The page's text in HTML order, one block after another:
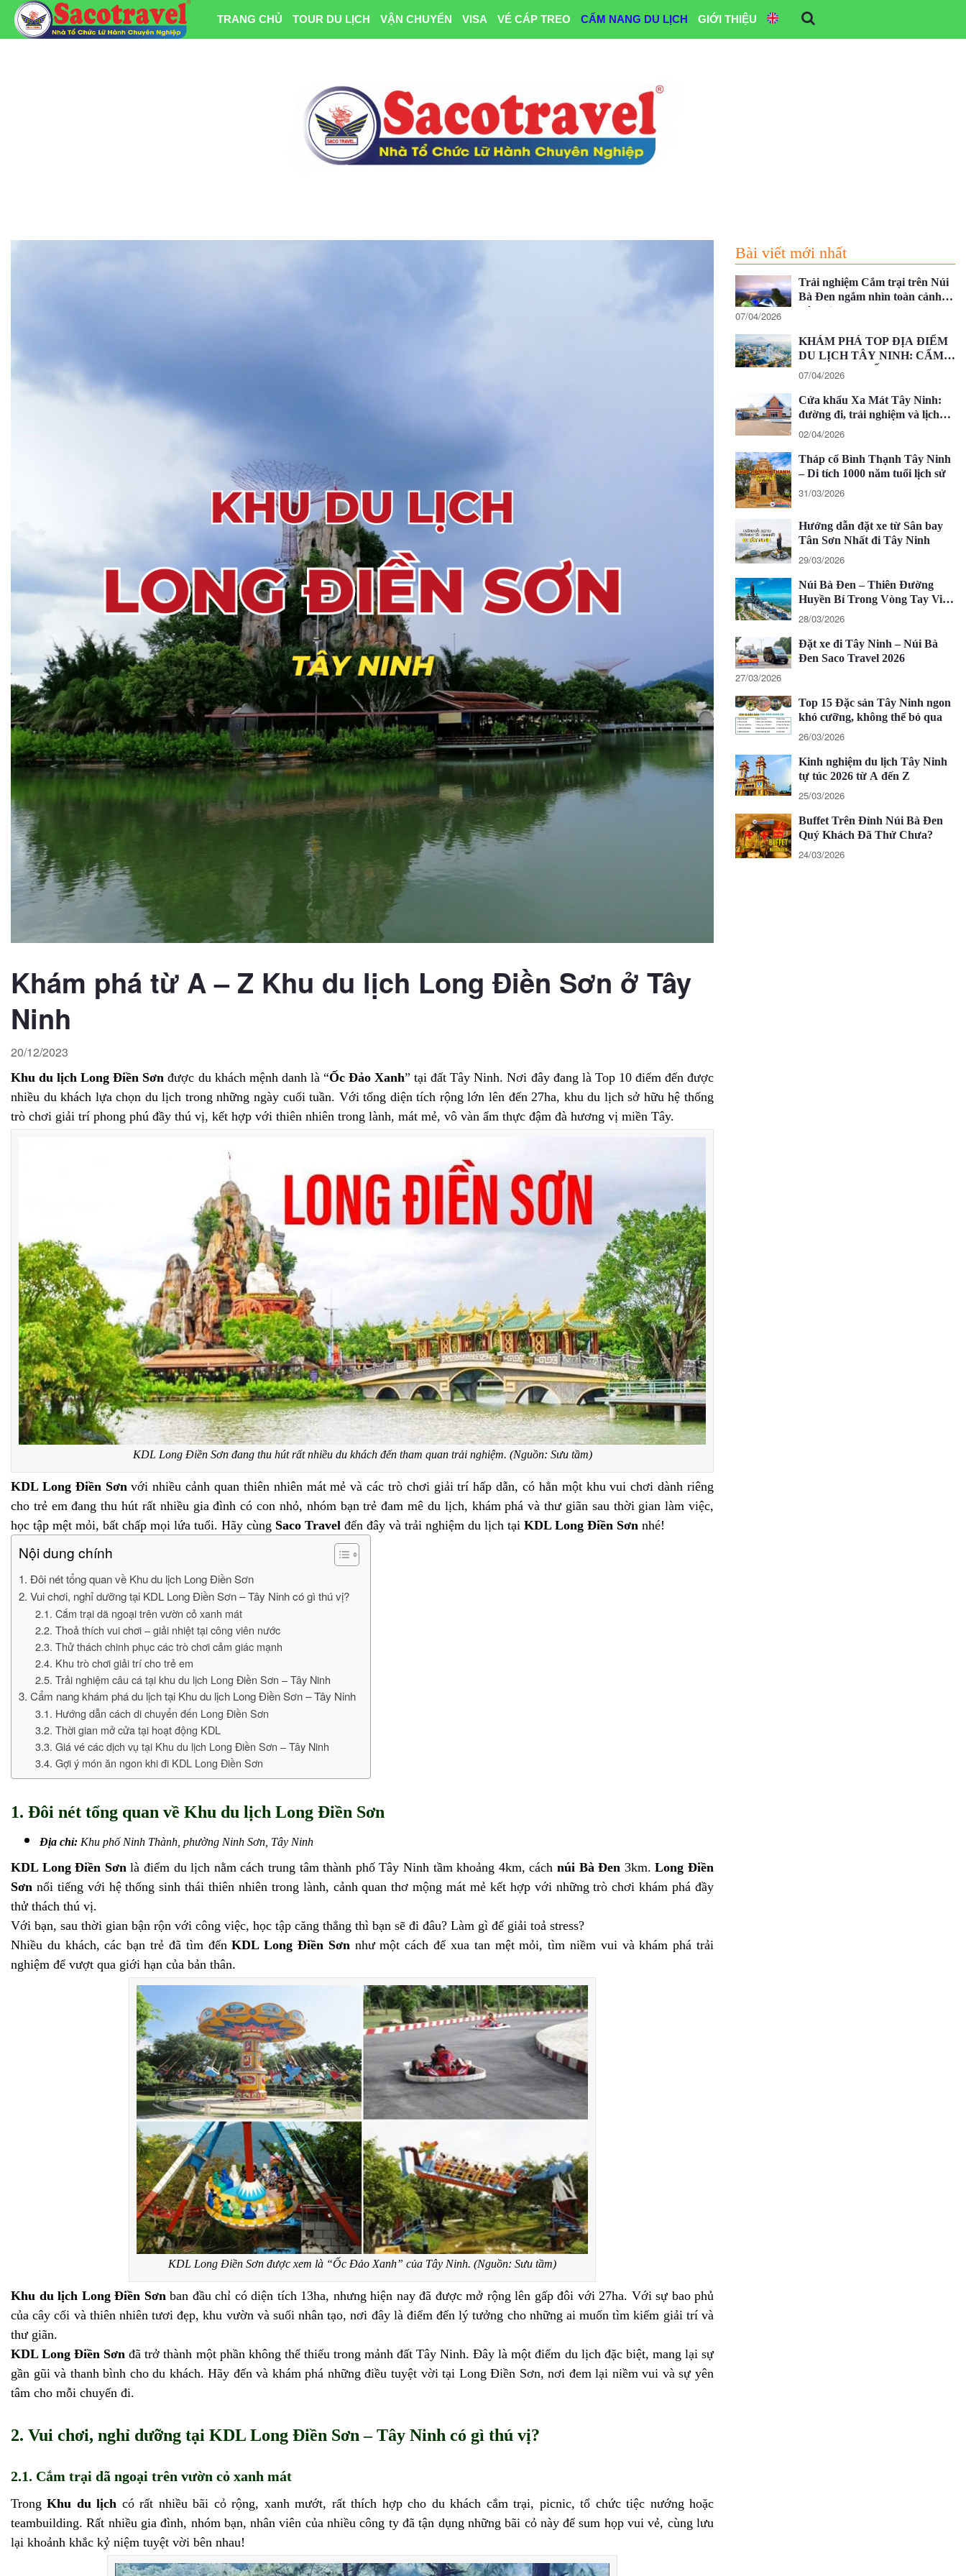
TRANG CHỦ TOUR DU LỊCH VẬN CHUYỂN VISA VÉ CÁP TREO CẨM NANG DU LỊCH GIỚI THIỆU
Khám phá từ A – Z Khu du lịch Long Điền Sơn ở Tây
Ninh
20/12/2023
Khu du lịch Long Điền Sơn được du khách mệnh danh là “Ốc Đảo Xanh” tại đất Tây Ninh. Nơi đây đang là Top 10 điểm đến được
nhiều du khách lựa chọn du lịch trong những ngày cuối tuần. Với tổng diện tích rộng lớn lên đến 27ha, khu du lịch sở hữu hệ thống
trò chơi giải trí phong phú đầy thú vị, kết hợp với thiên nhiên trong lành, mát mẻ, vô vàn ẩm thực đậm đà hương vị miền Tây.
KDL Long Điền Sơn đang thu hút rất nhiều du khách đến tham quan trải nghiệm. (Nguồn: Sưu tầm)
KDL Long Điền Sơnvới nhiều cảnh quan thiên nhiên mát mẻ và các trò chơi giải trí hấp dẫn, có hẳn một khu vui chơi dành riêng
cho trẻ em đang thu hút rất nhiều gia đình có con nhỏ, nhóm bạn trẻ đam mê du lịch, khám phá và thư giãn sau thời gian làm việc,
học tập mệt mỏi, bất chấp mọi lứa tuổi. Hãy cùng Saco Travel đến đây và trải nghiệm du lịch tại KDL Long Điền Sơn nhé!
Nội dung chính
1. Đôi nét tổng quan về Khu du lịch Long Điền Sơn
2. Vui chơi, nghỉ dưỡng tại KDL Long Điền Sơn – Tây Ninh có gì thú vị?
2.1. Cắm trại dã ngoại trên vườn cỏ xanh mát
2.2. Thoả thích vui chơi – giải nhiệt tại công viên nước
2.3. Thử thách chinh phục các trò chơi cảm giác mạnh
2.4. Khu trò chơi giải trí cho trẻ em
2.5. Trải nghiệm câu cá tại khu du lịch Long Điền Sơn – Tây Ninh
3. Cẩm nang khám phá du lịch tại Khu du lịch Long Điền Sơn – Tây Ninh
3.1. Hướng dẫn cách di chuyển đến Long Điền Sơn
3.2. Thời gian mở cửa tại hoạt động KDL
3.3. Giá vé các dịch vụ tại Khu du lịch Long Điền Sơn – Tây Ninh
3.4. Gợi ý món ăn ngon khi đi KDL Long Điền Sơn
1. Đôi nét tổng quan về Khu du lịch Long Điền Sơn
Địa chỉ: Khu phố Ninh Thành, phường Ninh Sơn, Tây Ninh
KDL Long Điền Sơnlà điểm du lịch nằm cách trung tâm thành phố Tây Ninh tầm khoảng 4km, cáchnúi Bà Đen 3km.Long Điền
Sơn nổi tiếng với hệ thống sinh thái thiên nhiên trong lành, cảnh quan thơ mộng mát mẻ kết hợp với những trò chơi khám phá đầy
thử thách thú vị.
Với bạn, sau thời gian bận rộn với công việc, học tập căng thẳng thì bạn sẽ đi đâu? Làm gì để giải toả stress?
Nhiều du khách, các bạn trẻ đã tìm đếnKDL Long Điền Sơnnhư một cách để xua tan mệt mỏi, tìm niềm vui và khám phá trải
nghiệm để vượt qua giới hạn của bản thân.
KDL Long Điền Sơn được xem là “Ốc Đảo Xanh” của Tây Ninh. (Nguồn: Sưu tầm)
Khu du lịch Long Điền Sơnban đầu chỉ có diện tích 13ha, nhưng hiện nay đã được mở rộng lên gấp đôi với 27ha. Với sự bao phủ
của cây cối và thiên nhiên tươi đẹp, khu vườn và suối nhân tạo, nơi đây là điểm đến lý tưởng cho những ai muốn tìm kiếm giải trí và
thư giãn.
KDL Long Điền Sơn đã trở thành một phần không thể thiếu trong mảnh đất Tây Ninh. Đây là một điểm du lịch đặc biệt, mang lại sự
gần gũi và thanh bình cho du khách. Hãy đến và khám phá những điều tuyệt vời tại Long Điền Sơn, nơi đem lại niềm vui và sự yên
tâm cho mỗi chuyến đi.
2. Vui chơi, nghỉ dưỡng tại KDL Long Điền Sơn – Tây Ninh có gì thú vị?
2.1. Cắm trại dã ngoại trên vườn cỏ xanh mát
TrongKhu du lịch có rất nhiều bãi cỏ rộng, xanh mướt, rất thích hợp cho du khách cắm trại, picnic, tổ chức tiệc nướng hoặc
teambuilding. Rất nhiều gia đình, nhóm bạn, nhân viên của nhiều công ty đã tận dụng những bãi cỏ này để sum họp vui vẻ, cùng lưu
lại khoảnh khắc kỷ niệm tuyệt vời bên nhau!
Bài viết mới nhất
Trải nghiệm Cắm trại trên Núi
Bà Đen ngắm nhìn toàn cảnh
Tây Ninh
07/04/2026
KHÁM PHÁ TOP ĐỊA ĐIỂM
DU LỊCH TÂY NINH: CẨM
NANG CHI TIẾT 2026
07/04/2026
Cửa khẩu Xa Mát Tây Ninh:
đường đi, trải nghiệm và lịch
trình 1 ngày
02/04/2026
Tháp cổ Bình Thạnh Tây Ninh
– Di tích 1000 năm tuổi lịch sử
31/03/2026
Hướng dẫn đặt xe từ Sân bay
Tân Sơn Nhất đi Tây Ninh
29/03/2026
Núi Bà Đen – Thiên Đường
Huyền Bí Trong Vòng Tay Việt
Nam
28/03/2026
Đặt xe đi Tây Ninh – Núi Bà
Đen Saco Travel 2026
27/03/2026
Top 15 Đặc sản Tây Ninh ngon
khó cưỡng, không thể bỏ qua
26/03/2026
Kinh nghiệm du lịch Tây Ninh
tự túc 2026 từ A đến Z
25/03/2026
Buffet Trên Đỉnh Núi Bà Đen
Quý Khách Đã Thử Chưa?
24/03/2026